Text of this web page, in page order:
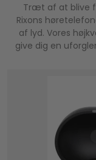
Træt af at blive
Rixons
af lyd. Vores
give dig en